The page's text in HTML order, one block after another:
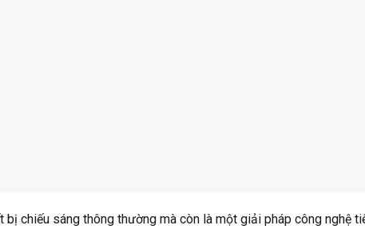
bị chiếu sáng thông thường mà còn là một giải pháp công nghệ